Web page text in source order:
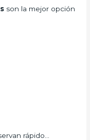
son la mejor opción
rápido…